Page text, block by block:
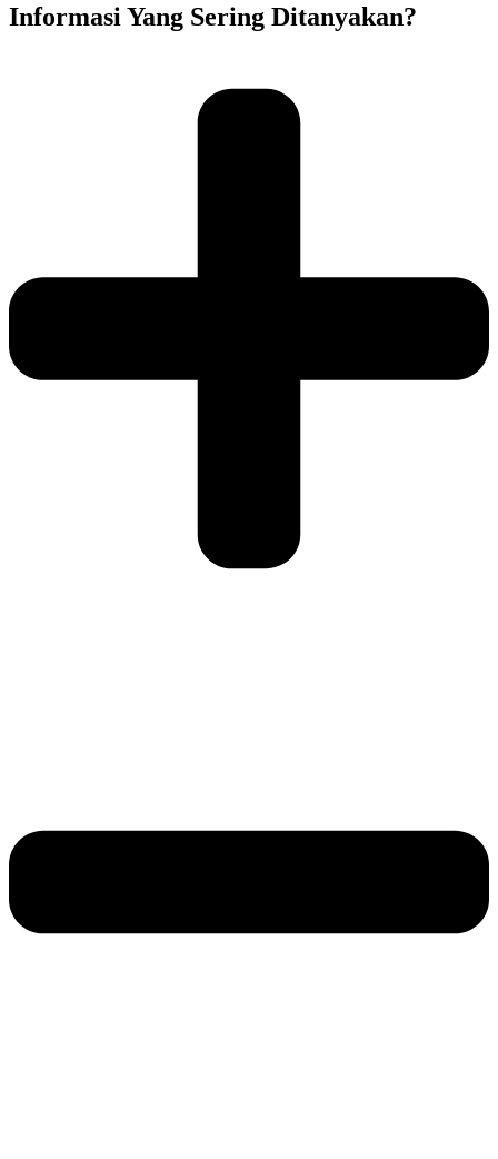
Informasi Yang Sering Ditanyakan?